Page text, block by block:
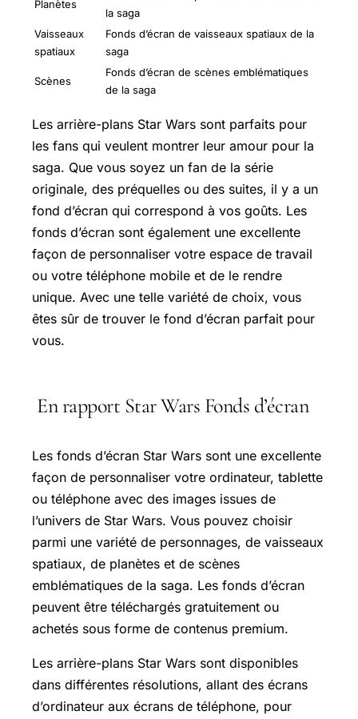
Planètes
la saga
Vaisseaux
spatiaux
Fonds d’écran de vaisseaux spatiaux de la
saga
Scènes
Fonds d’écran de scènes emblématiques
de la saga
Les arrière-plans Star Wars sont parfaits pour
les fans qui veulent montrer leur amour pour la
saga. Que vous soyez un fan de la série
originale, des préquelles ou des suites, il y a un
fond d’écran qui correspond à vos goûts. Les
fonds d’écran sont également une excellente
façon de personnaliser votre espace de travail
ou votre téléphone mobile et de le rendre
unique. Avec une telle variété de choix, vous
êtes sûr de trouver le fond d’écran parfait pour
vous.
En rapport Star Wars Fonds d’écran
Les fonds d’écran Star Wars sont une excellente
façon de personnaliser votre ordinateur, tablette
ou téléphone avec des images issues de
l’univers de Star Wars. Vous pouvez choisir
parmi une variété de personnages, de vaisseaux
spatiaux, de planètes et de scènes
emblématiques de la saga. Les fonds d’écran
peuvent être téléchargés gratuitement ou
achetés sous forme de contenus premium.
Les arrière-plans Star Wars sont disponibles
dans différentes résolutions, allant des écrans
d’ordinateur aux écrans de téléphone, pour